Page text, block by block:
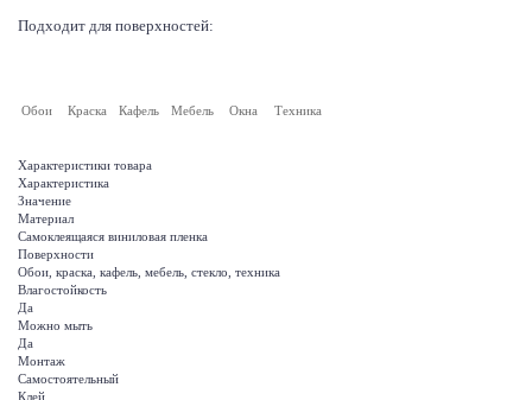
Подходит для поверхностей:
Обои Краска Кафель Мебель Окна Техника
Характеристики товара
Характеристика
Значение
Материал
Самоклеящаяся виниловая пленка
Поверхности
Обои, краска, кафель, мебель, стекло, техника
Влагостойкость
Да
Можно мыть
Да
Монтаж
Самостоятельный
Клей